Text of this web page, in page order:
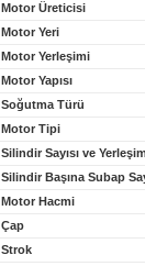
Motor Üreticisi
Motor Yeri
Motor Yerleşimi
Motor Yapısı
Soğutma Türü
Motor Tipi
Silindir Sayısı ve
Silindir Başına Subap
Motor Hacmi
Çap
Strok